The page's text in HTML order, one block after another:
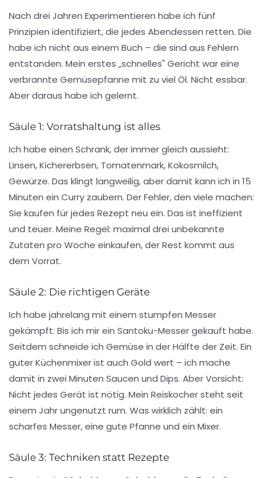
Nach drei Jahren Experimentieren habe ich fünf
Prinzipien identifiziert, die jedes Abendessen retten. Die
habe ich nicht aus einem Buch – die sind aus Fehlern
entstanden. Mein erstes „schnelles" Gericht war eine
verbrannte Gemüsepfanne mit zu viel Öl. Nicht essbar.
Aber daraus habe ich gelernt.
Säule 1: Vorratshaltung ist alles
Ich habe einen Schrank, der immer gleich aussieht:
Linsen, Kichererbsen, Tomatenmark, Kokosmilch,
Gewürze. Das klingt langweilig, aber damit kann ich in 15
Minuten ein Curry zaubern. Der Fehler, den viele machen:
Sie kaufen für jedes Rezept neu ein. Das ist ineffizient
und teuer. Meine Regel: maximal drei unbekannte
Zutaten pro Woche einkaufen, der Rest kommt aus
dem Vorrat.
Säule 2: Die richtigen Geräte
Ich habe jahrelang mit einem stumpfen Messer
gekämpft. Bis ich mir ein Santoku-Messergekauft habe.
Seitdem schneide ich Gemüse in der Hälfte der Zeit. Ein
guterKüchenmixerist auch Gold wert – ich mache
damit in zwei Minuten Saucen und Dips. Aber Vorsicht:
Nicht jedes Gerät ist nötig. Mein Reiskochersteht seit
einem Jahr ungenutzt rum. Was wirklich zählt: ein
scharfes Messer, eine gute Pfanne und ein Mixer.
Säule 3: Techniken statt Rezepte